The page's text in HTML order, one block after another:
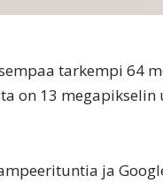
tarkempi 64
on 13
ja